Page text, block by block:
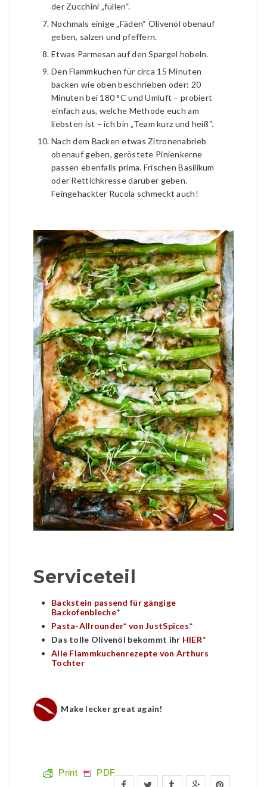
der Zucchini „füllen“.
Nochmals einige „Fäden“ Olivenöl obenauf
geben, salzen und pfeffern.
Etwas Parmesan auf den Spargel hobeln.
Den Flammkuchen für circa 15 Minuten
backen wie oben beschrieben oder: 20
Minuten bei 180 °C und Umluft – probiert
einfach aus, welche Methode euch am
liebsten ist – ich bin „Team kurz und heiß“.
Nach dem Backen etwas Zitronenabrieb
obenauf geben, geröstete Pinienkerne
passen ebenfalls prima. Frischen Basilikum
oder Rettichkresse darüber geben.
Feingehackter Rucola schmeckt auch!
Serviceteil
Backstein passend für gängige
Backofenbleche*
Pasta-Allrounder* von JustSpices*
Das tolle Olivenöl bekommt ihr HIER*
Alle Flammkuchenrezepte von Arthurs
Tochter
Make lecker great again!
Print PDF